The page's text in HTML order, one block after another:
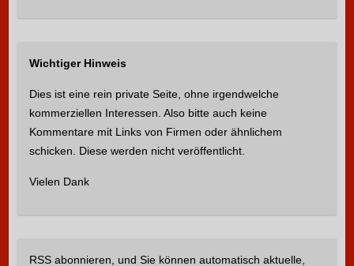
n
Wichtiger Hinweis
Dies ist eine rein private Seite, ohne irgendwelche
kommerziellen Interessen. Also bitte auch keine
Kommentare mit Links von Firmen oder ähnlichem
schicken. Diese werden nicht veröffentlicht.
Vielen Dank
RSS abonnieren, und Sie können automatisch aktuelle,